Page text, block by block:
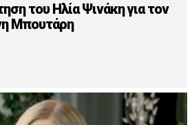
του Ηλία Ψινάκη για τον
Μπουτάρη